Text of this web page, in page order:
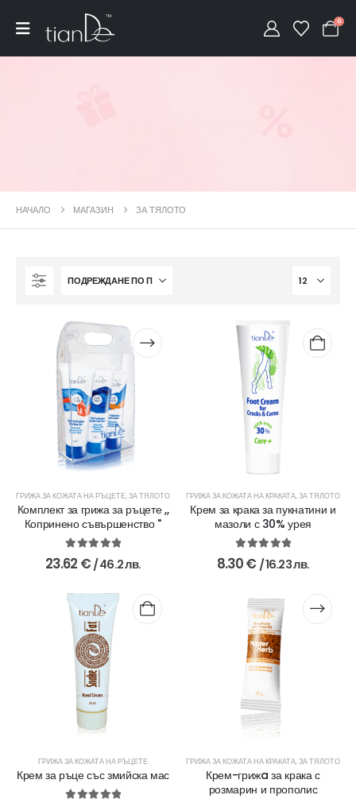
0
НАЧАЛО МАГАЗИН ЗА ТЯЛОТО
ГРИЖА ЗА КОЖАТА НА РЪЦЕТЕ,ЗА ТЯЛОТО
Комплект за грижа за ръцете ,,
Копринено съвършенство ''
5.00 out of 5
23.62 € / 46.2 лв.
ГРИЖА ЗА КОЖАТА НА КРАКАТА,ЗА ТЯЛОТО
Крем за крака за пукнатини и
мазоли с 30% урея
5.00 out of 5
8.30€ / 16.23 лв.
ГРИЖА ЗА КОЖАТА НА РЪЦЕТЕ
Крем за ръце със змийска мас
ГРИЖА ЗА КОЖАТА НА КРАКАТА,ЗА ТЯЛОТО
Крем-грижa за крака с
розмарин и прополис